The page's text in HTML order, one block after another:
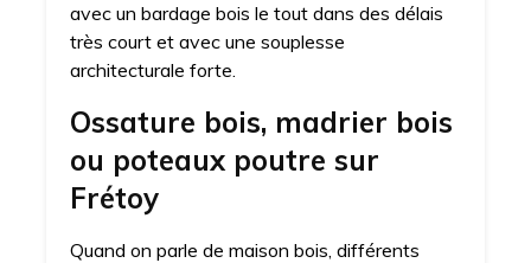
avec un bardage bois le tout dans des délais
très court et avec une souplesse
architecturale forte.
Ossature bois, madrier bois
ou poteaux poutre sur
Frétoy
Quand on parle de maison bois, différents